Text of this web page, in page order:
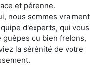
et pérenne.
nous sommes vraiment
d'experts, qui vous
guêpes ou bien frelons,
la sérénité de votre